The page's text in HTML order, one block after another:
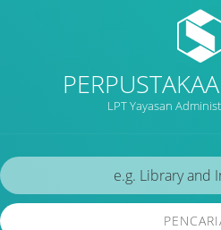
LPT Yayasan